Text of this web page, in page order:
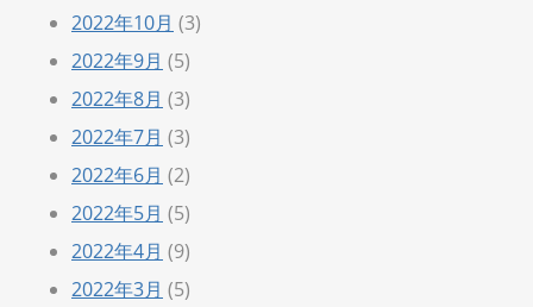
2022年10月 (3)
2022年9月 (5)
2022年8月 (3)
2022年7月 (3)
2022年6月 (2)
2022年5月 (5)
2022年4月 (9)
2022年3月 (5)